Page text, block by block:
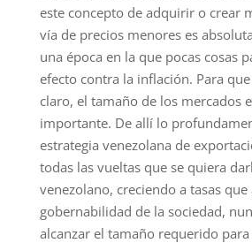
este concepto de adquirir o crear
vía de precios menores es
una época en la que pocas cosas
efecto contra la inflación. Para
claro, el tamaño de los mercados
importante. De allí lo
estrategia venezolana de
todas las vueltas que se quiera
venezolano, creciendo a tasas
gobernabilidad de la sociedad,
alcanzar el tamaño requerido para